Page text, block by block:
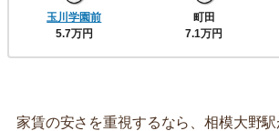
玉川学園前
5.7万円
町田
7.1万円
家賃の安さを重視するなら、相模大野駅